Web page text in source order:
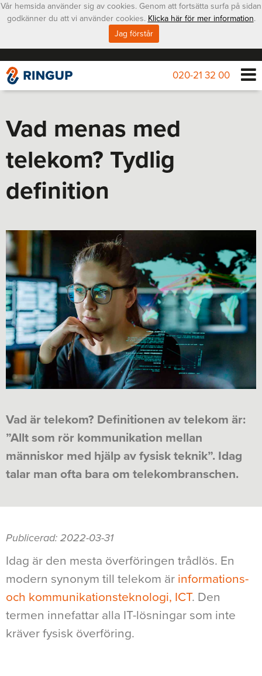
020-21 32 00
Vad menas med
telekom? Tydlig
definition
Vad är telekom? Definitionen av telekom är:
”Allt som rör kommunikation mellan
människor med hjälp av fysisk teknik”. Idag
talar man ofta bara om telekombranschen.
Publicerad: 2022-03-31
Idag är den mesta överföringen trådlös. En
modern synonym till telekom är informations-
och kommunikationsteknologi, ICT. Den
termen innefattar alla IT-lösningar som inte
kräver fysisk överföring.
Vår hemsida använder sig av cookies. Genom att fortsätta surfa på sidan
godkänner du att vi använder cookies. Klicka här för mer information.
Jag förstår